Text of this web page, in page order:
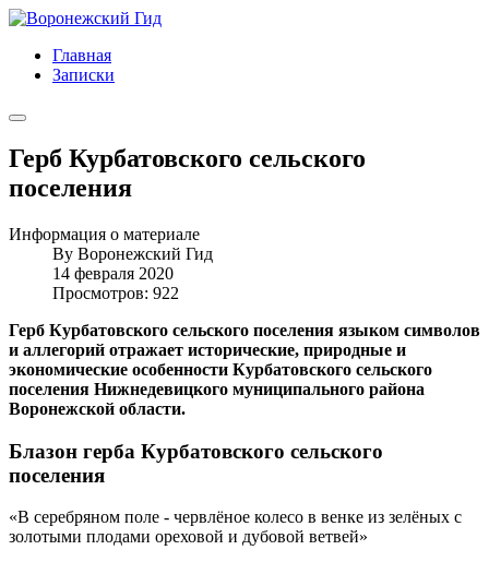
Главная
Записки
Герб Курбатовского сельского
поселения
Информация о материале
By Воронежский Гид
14 февраля 2020
Просмотров: 922
Герб Курбатовского сельского поселения языком символов
и аллегорий отражает исторические, природные и
экономические особенности Курбатовского сельского
поселения Нижнедевицкого муниципального района
Воронежской области.
Блазон герба Курбатовского сельского
поселения
«В серебряном поле - червлёное колесо в венке из зелёных с
золотыми плодами ореховой и дубовой ветвей»